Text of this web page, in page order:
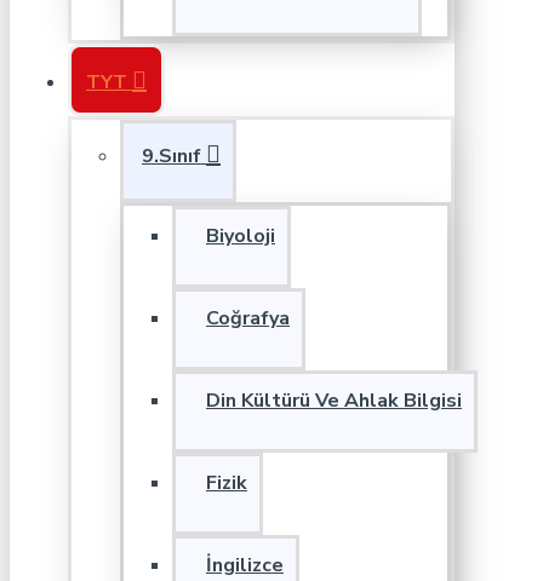
TYT
9.Sınıf
Biyoloji
Coğrafya
Din Kültürü Ve Ahlak Bilgisi
Fizik
İngilizce